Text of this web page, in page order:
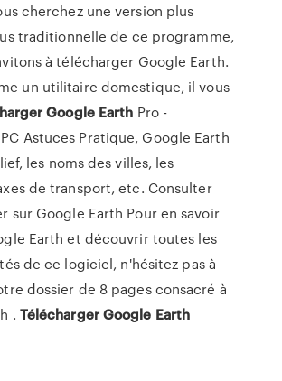
cherchez une version plus
traditionnelle de ce programme,
à télécharger Google Earth.
un utilitaire domestique, il vous
Google Earth Pro -
Astuces Pratique, Google Earth
les noms des villes, les
de transport, etc. Consulter
sur Google Earth Pour en savoir
Earth et découvrir toutes les
de ce logiciel, n'hésitez pas à
dossier de 8 pages consacré à
. TéléchargerGoogle Earth